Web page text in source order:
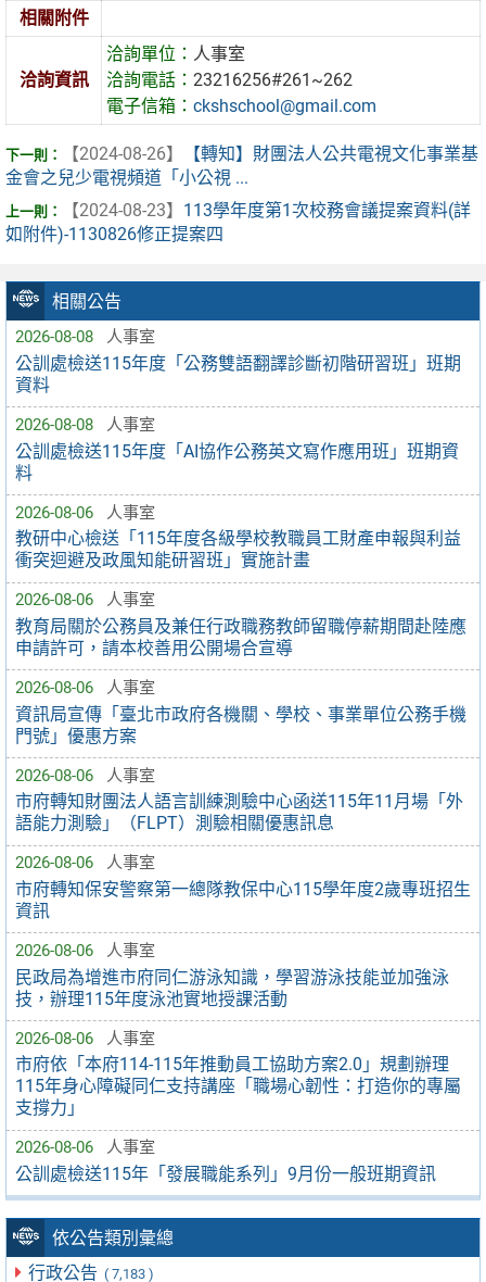
相關公告
2026-08-08 人事室
公訓處檢送115年度「公務雙語翻譯診斷初階研習班」班期
資料
2026-08-08 人事室
公訓處檢送115年度「AI協作公務英文寫作應用班」班期資
料
2026-08-06 人事室
教研中心檢送「115年度各級學校教職員工財產申報與利益
衝突迴避及政風知能研習班」實施計畫
2026-08-06 人事室
教育局關於公務員及兼任行政職務教師留職停薪期間赴陸應
申請許可，請本校善用公開場合宣導
2026-08-06 人事室
資訊局宣傳「臺北市政府各機關、學校、事業單位公務手機
門號」優惠方案
2026-08-06 人事室
市府轉知財團法人語言訓練測驗中心函送115年11月場「外
語能力測驗」（FLPT）測驗相關優惠訊息
2026-08-06 人事室
市府轉知保安警察第一總隊教保中心115學年度2歲專班招生
資訊
2026-08-06 人事室
民政局為增進市府同仁游泳知識，學習游泳技能並加強泳
技，辦理115年度泳池實地授課活動
2026-08-06 人事室
市府依「本府114-115年推動員工協助方案2.0」規劃辦理
115年身心障礙同仁支持講座「職場心韌性：打造你的專屬
支撐力」
2026-08-06 人事室
公訓處檢送115年「發展職能系列」9月份一般班期資訊
依公告類別彙總
行政公告 ( 7,183 )
相關附件
洽詢資訊
洽詢單位： 人事室
洽詢電話：23216256#261~262
電子信箱：ckshschool@gmail.com
【2024-08-26】
【轉知】財團法人公共電視文化事業基
金會之兒少電視頻道「小公視 ...
【2024-08-23】 113學年度第1次校務會議提案資料(詳
如附件)-1130826修正提案四